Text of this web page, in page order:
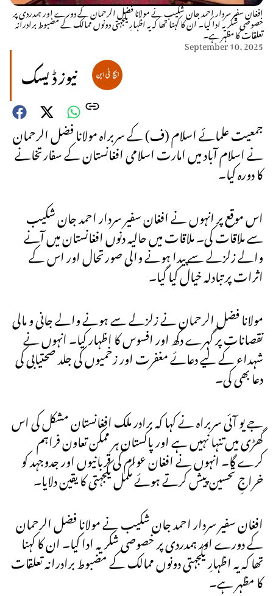
افغان سفیر سردار احمد جان شکیب نے مولانا فضل الرحمان کے دورے اور ہمدردی پر
خصوصی شکریہ ادا کیا۔ ان کا کہنا تھا کہ یہ اظہارِ یکجہتی دونوں ممالک کے مضبوط برادرانہ
تعلقات کا مظہر ہے۔
September 10, 2025
نیوز ڈیسک
جمعیت علمائے اسلام (ف) کے سربراہ مولانا فضل الرحمان
نے اسلام آباد میں امارت اسلامی افغانستان کے سفارتخانے
کا دورہ کیا۔
اس موقع پر انہوں نے افغان سفیر سردار احمد جان شکیب
سے ملاقات کی۔ ملاقات میں حالیہ دنوں افغانستان میں آنے
والے زلزلے سے پیدا ہونے والی صورتحال اور اس کے
اثرات پر تبادلہ خیال کیا گیا۔
مولانا فضل الرحمان نے زلزلے سے ہونے والے جانی و مالی
نقصانات پر گہرے دکھ اور افسوس کا اظہار کیا۔ انہوں نے
شہداء کے لیے دعائے مغفرت اور زخمیوں کی جلد صحتیابی کی
دعا بھی کی۔
جے یو آئی سربراہ نے کہا کہ برادر ملک افغانستان مشکل کی اس
گھڑی میں تنہا نہیں ہے اور پاکستان ہر ممکن تعاون فراہم
کرے گا۔ انہوں نے افغان عوام کی قربانیوں اور جدوجہد کو
خراجِ تحسین پیش کرتے ہوئے مکمل یکجہتی کا یقین دلایا۔
افغان سفیر سردار احمد جان شکیب نے مولانا فضل الرحمان
کے دورے اور ہمدردی پر خصوصی شکریہ ادا کیا۔ ان کا کہنا
تھا کہ یہ اظہارِ یکجہتی دونوں ممالک کے مضبوط برادرانہ تعلقات
کا مظہر ہے۔